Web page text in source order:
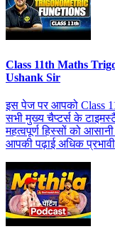
Class 11th Maths
Ushank Sir
इस पेज पर आपको Class
सभी मुख्य चैप्टर्स के
महत्वपूर्ण हिस्सों को
आपकी पढ़ाई अधिक